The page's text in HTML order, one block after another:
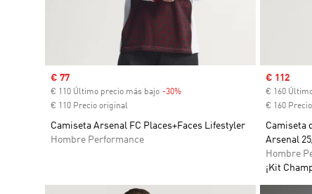
Precio de venta
€ 77
€ 110 Último precio más bajo -30%
€ 110 Precio original
Camiseta Arsenal FC Places+Faces Lifestyler
Hombre Performance
Precio de
€ 112
€ 160
€ 160
Camiseta
Arsenal
Hombre
¡Kit